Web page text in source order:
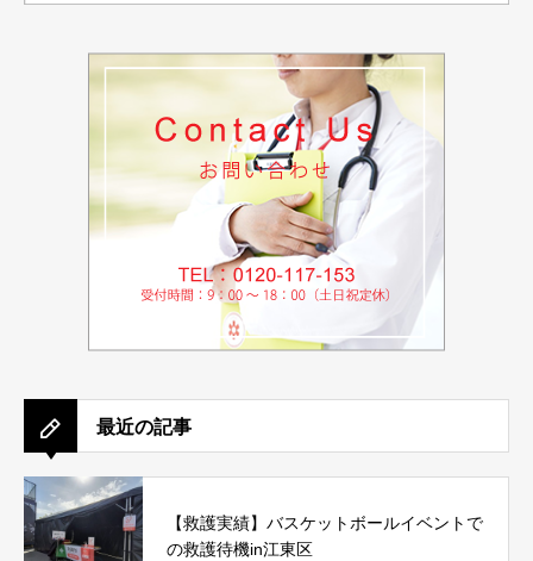
最近の記事
【救護実績】バスケットボールイベントで
の救護待機in江東区